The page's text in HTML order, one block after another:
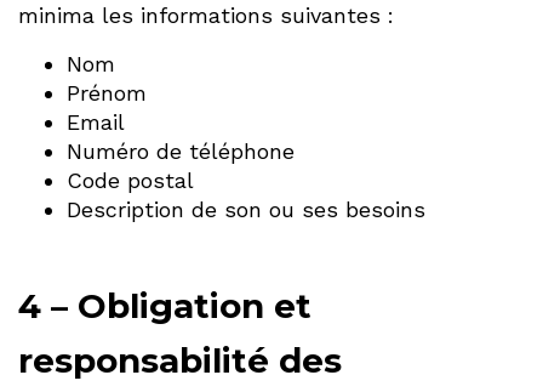
minima les informations suivantes :
Nom
Prénom
Email
Numéro de téléphone
Code postal
Description de son ou ses besoins
4 – Obligation et
responsabilité des